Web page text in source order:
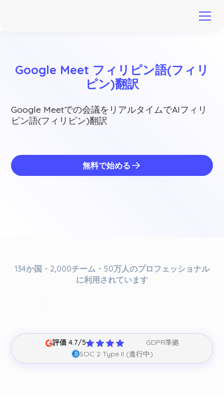
Google Meet フィリピン語(フィリ
ピン)翻訳
Google Meetでの会議をリアルタイムでAIフィリ
ピン語(フィリピン)翻訳
無料で始める
134か国・2,000チーム・50万人のプロフェッショナル
に利用されています
評価 4.7/5
GDPR準拠
SOC 2 Type II (進行中)